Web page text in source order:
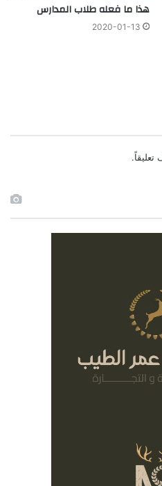
هذا ما فعله طلاب المدارس
2020-01-13
تعليقاً.